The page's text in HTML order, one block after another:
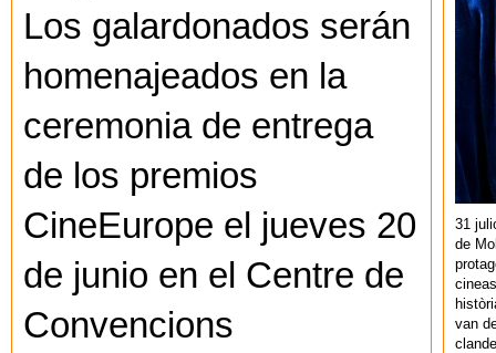
Los galardonados serán
homenajeados en la
ceremonia de entrega
de los premios
CineEurope el jueves 20
de junio en el Centre de
Convencions
31
de
van